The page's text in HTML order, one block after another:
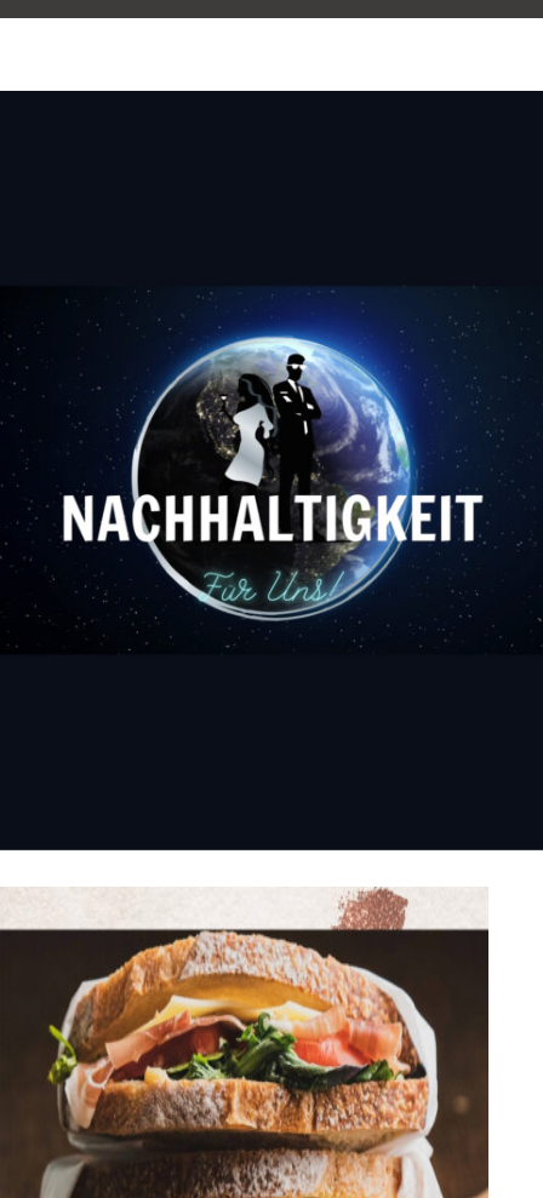
Wir arbeiten in unserem
Unternehmen so Nachhaltig
wie möglich. Wir setzen daher
auf ressourcenschonende
Prozesse und
umweltfreundliche Produkte.
Dazu zählen auch unsere Bio
Verpackungen für
Lebensmittel, die wir für unser
Außer Haus Angebot nutzen.
Selbstverständlich tragen wir
zu den entstehenden